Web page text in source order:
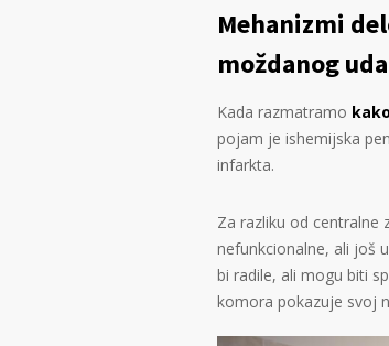
Mehanizmi
moždanog
Kada razmatramo kako
pojam je ishemijska
infarkta.
Za razliku od centralne
nefunkcionalne, ali još
bi radile, ali mogu biti
komora pokazuje svoj